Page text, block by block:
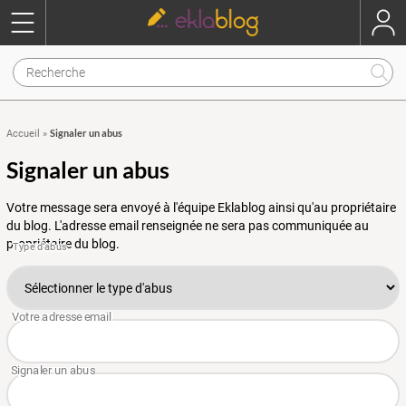
Accueil » Signaler un abus
Signaler un abus
Votre message sera envoyé à l'équipe Eklablog ainsi qu'au propriétaire
du blog. L'adresse email renseignée ne sera pas communiquée au
propriétaire du blog.